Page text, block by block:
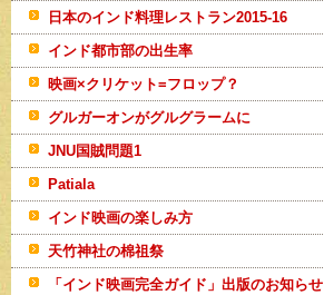
日本のインド料理レストラン2015-16
インド都市部の出生率
映画×クリケット=フロップ？
グルガーオンがグルグラームに
JNU国賊問題1
Patiala
インド映画の楽しみ方
天竹神社の棉祖祭
「インド映画完全ガイド」出版のお知らせ